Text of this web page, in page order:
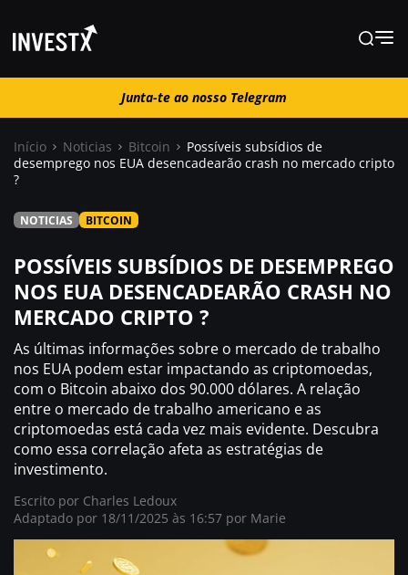
Junta-te ao nosso Telegram
Trading
Onde comprar ?
Casino
Junta-te ao nosso Telegram
Início Noticias Bitcoin
Possíveis subsídios de
desemprego nos EUA desencadearão crash no mercado cripto
?
NOTICIAS BITCOIN
POSSÍVEIS SUBSÍDIOS DE DESEMPREGO
NOS EUA DESENCADEARÃO CRASH NO
MERCADO CRIPTO ?
As últimas informações sobre o mercado de trabalho
nos EUA podem estar impactando as criptomoedas,
com o Bitcoin abaixo dos 90.000 dólares. A relação
entre o mercado de trabalho americano e as
criptomoedas está cada vez mais evidente. Descubra
como essa correlação afeta as estratégias de
investimento.
Escrito por Charles Ledoux
Adaptado por 18/11/2025 às 16:57 por Marie